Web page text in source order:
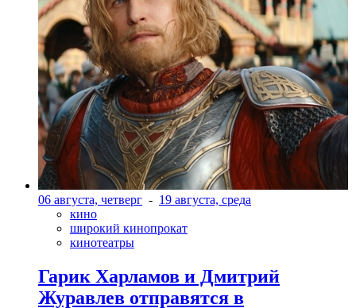
06 августа, четверг - 19 августа, среда
кино
широкий кинопрокат
кинотеатры
Гарик Харламов и Дмитрий
Журавлев отправятся в